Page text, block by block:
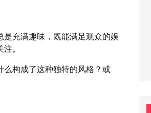
充满趣味，既能满足观众的娱
。
构成了这种独特的风格？或